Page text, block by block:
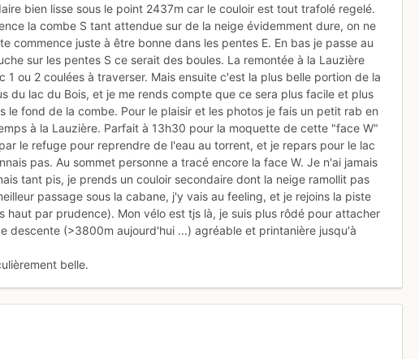
bien lisse sous le point 2437m car le couloir est tout trafolé regelé.
la combe S tant attendue sur de la neige évidemment dure, on ne
commence juste à être bonne dans les pentes E. En bas je passe au
sur les pentes S ce serait des boules. La remontée à la Lauzière
ou 2 coulées à traverser. Mais ensuite c'est la plus belle portion de la
du lac du Bois, et je me rends compte que ce sera plus facile et plus
fond de la combe. Pour le plaisir et les photos je fais un petit rab en
à la Lauzière. Parfait à 13h30 pour la moquette de cette "face W"
le refuge pour reprendre de l'eau au torrent, et je repars pour le lac
pas. Au sommet personne a tracé encore la face W. Je n'ai jamais
tant pis, je prends un couloir secondaire dont la neige ramollit pas
passage sous la cabane, j'y vais au feeling, et je rejoins la piste
haut par prudence). Mon vélo est tjs là, je suis plus rôdé pour attacher
descente (>3800m aujourd'hui ...) agréable et printanière jusqu'à
belle.